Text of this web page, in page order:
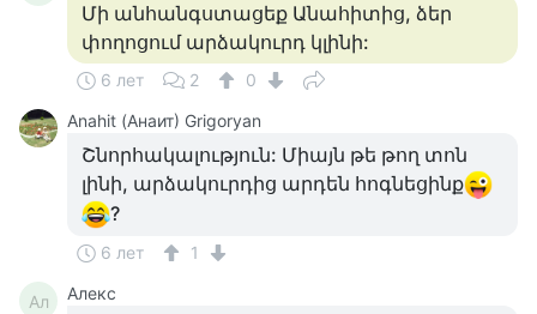
Մի անհանգստացեք Անահիտից, ձեր
փողոցում արձակուրդ կլինի:
6 лет 2
0
Anahit (Анаит) Grigoryan
Շնորհակալություն: Միայն թե թող տոն
լինի, արձակուրդից արդեն հոգնեցինք
?
6 лет 1
Ал Алекс